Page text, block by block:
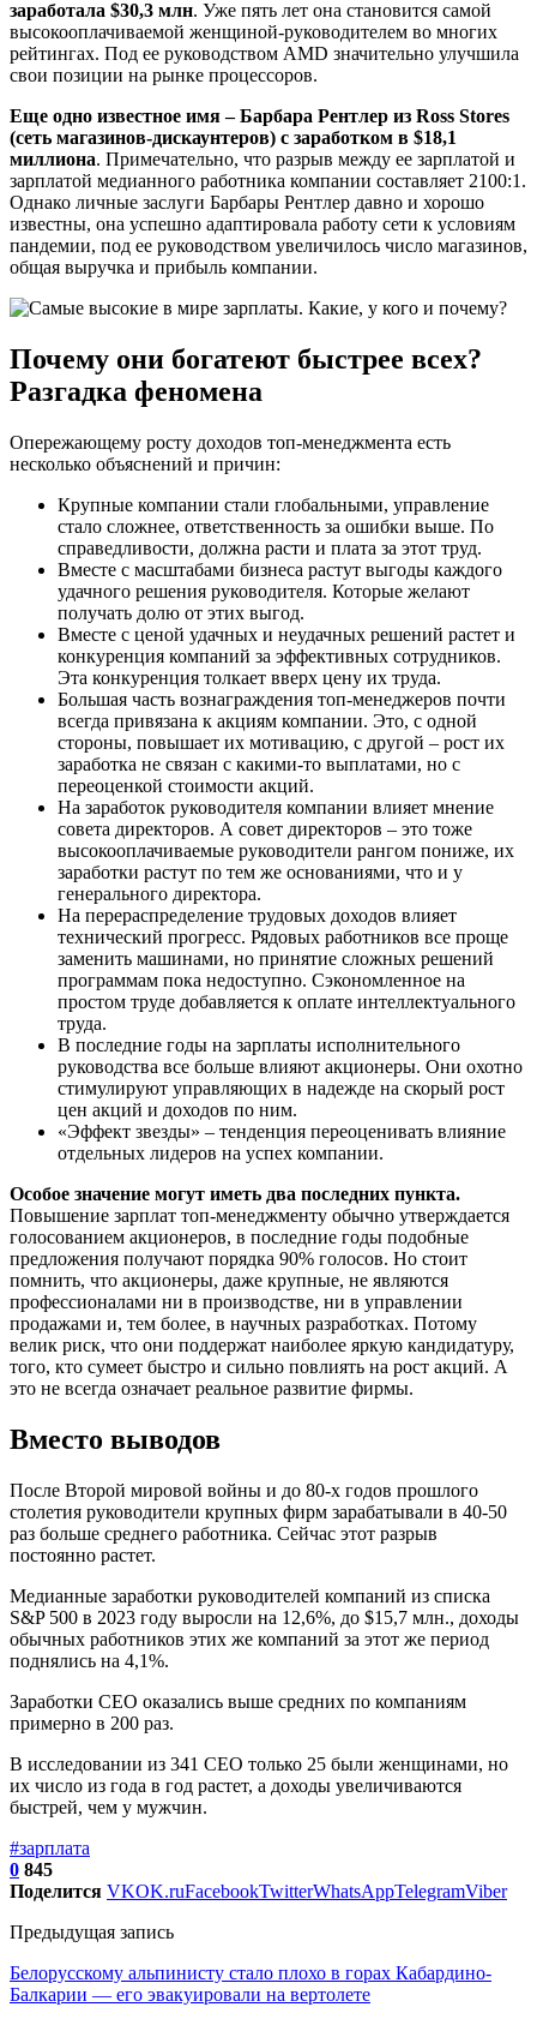
заработала $30,3 млн. Уже пять лет она становится самой
высокооплачиваемой женщиной-руководителем во многих
рейтингах. Под ее руководством AMD значительно улучшила
свои позиции на рынке процессоров.
Еще одно известное имя – Барбара Рентлер из Ross Stores
(сеть магазинов-дискаунтеров) с заработком в $18,1
миллиона. Примечательно, что разрыв между ее зарплатой и
зарплатой медианного работника компании составляет 2100:1.
Однако личные заслуги Барбары Рентлер давно и хорошо
известны, она успешно адаптировала работу сети к условиям
пандемии, под ее руководством увеличилось число магазинов,
общая выручка и прибыль компании.
Почему они богатеют быстрее всех?
Разгадка феномена
Опережающему росту доходов топ-менеджмента есть
несколько объяснений и причин:
Крупные компании стали глобальными, управление
стало сложнее, ответственность за ошибки выше. По
справедливости, должна расти и плата за этот труд.
Вместе с масштабами бизнеса растут выгоды каждого
удачного решения руководителя. Которые желают
получать долю от этих выгод.
Вместе с ценой удачных и неудачных решений растет и
конкуренция компаний за эффективных сотрудников.
Эта конкуренция толкает вверх цену их труда.
Большая часть вознаграждения топ-менеджеров почти
всегда привязана к акциям компании. Это, с одной
стороны, повышает их мотивацию, с другой – рост их
заработка не связан с какими-то выплатами, но с
переоценкой стоимости акций.
На заработок руководителя компании влияет мнение
совета директоров. А совет директоров – это тоже
высокооплачиваемые руководители рангом пониже, их
заработки растут по тем же основаниями, что и у
генерального директора.
На перераспределение трудовых доходов влияет
технический прогресс. Рядовых работников все проще
заменить машинами, но принятие сложных решений
программам пока недоступно. Сэкономленное на
простом труде добавляется к оплате интеллектуального
труда.
В последние годы на зарплаты исполнительного
руководства все больше влияют акционеры. Они охотно
стимулируют управляющих в надежде на скорый рост
цен акций и доходов по ним.
«Эффект звезды» – тенденция переоценивать влияние
отдельных лидеров на успех компании.
Особое значение могут иметь два последних пункта.
Повышение зарплат топ-менеджменту обычно утверждается
голосованием акционеров, в последние годы подобные
предложения получают порядка 90% голосов. Но стоит
помнить, что акционеры, даже крупные, не являются
профессионалами ни в производстве, ни в управлении
продажами и, тем более, в научных разработках. Потому
велик риск, что они поддержат наиболее яркую кандидатуру,
того, кто сумеет быстро и сильно повлиять на рост акций. А
это не всегда означает реальное развитие фирмы.
Вместо выводов
После Второй мировой войны и до 80-х годов прошлого
столетия руководители крупных фирм зарабатывали в 40-50
раз больше среднего работника. Сейчас этот разрыв
постоянно растет.
Медианные заработки руководителей компаний из списка
S&P 500 в 2023 году выросли на 12,6%, до $15,7 млн., доходы
обычных работников этих же компаний за этот же период
поднялись на 4,1%.
Заработки СЕО оказались выше средних по компаниям
примерно в 200 раз.
В исследовании из 341 CEO только 25 были женщинами, но
их число из года в год растет, а доходы увеличиваются
быстрей, чем у мужчин.
#зарплата
0 845
Поделится VKOK.ruFacebookTwitterWhatsAppTelegramViber
Предыдущая запись
Белорусскому альпинисту стало плохо в горах Кабардино-
Балкарии — его эвакуировали на вертолете